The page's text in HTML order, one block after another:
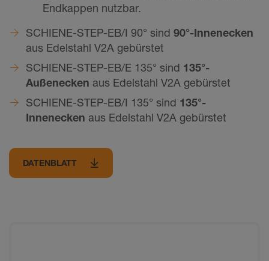
Endkappen nutzbar.
SCHIENE-STEP-EB/I 90° sind 90°-Innenecken
aus Edelstahl V2A gebürstet
SCHIENE-STEP-EB/E 135° sind 135°-
Außenecken aus Edelstahl V2A gebürstet
SCHIENE-STEP-EB/I 135° sind 135°-
Innenecken aus Edelstahl V2A gebürstet
DATENBLATT